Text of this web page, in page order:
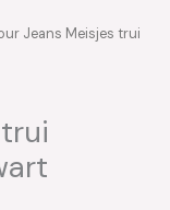
Jeans Meisjes trui